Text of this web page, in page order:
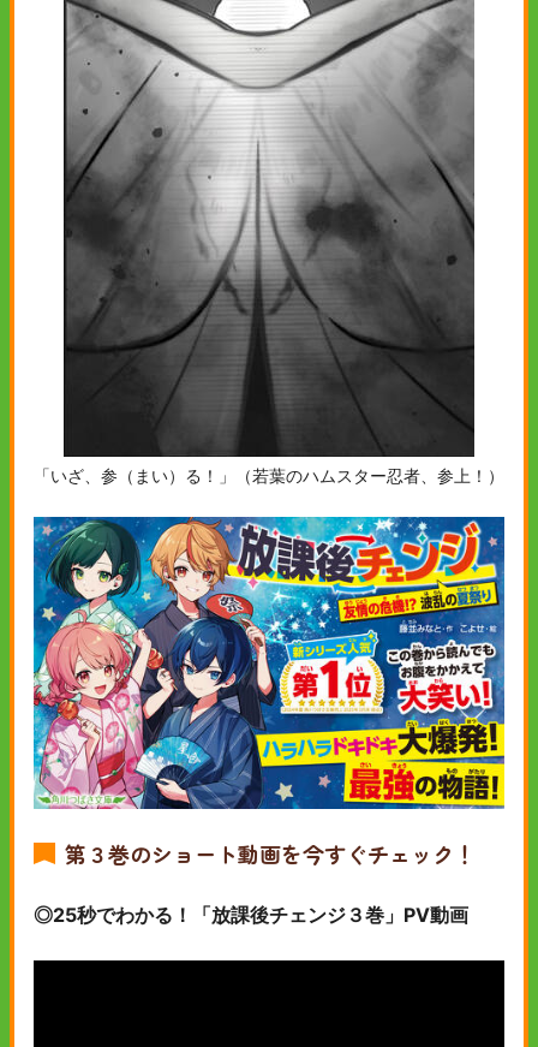
「いざ、参（まい）る！」（若葉のハムスター忍者、参上！）
第３巻のショート動画を今すぐチェック！
◎25秒でわかる！「放課後チェンジ３巻」PV動画